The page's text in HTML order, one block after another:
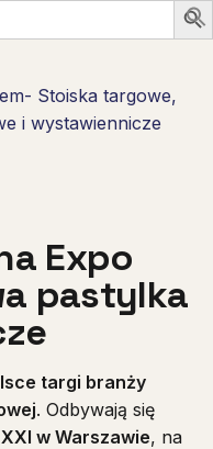
Stoiska targowe,
i wystawiennicze
Expo
pastylka
targi branży
. Odbywają się
w Warszawie, na